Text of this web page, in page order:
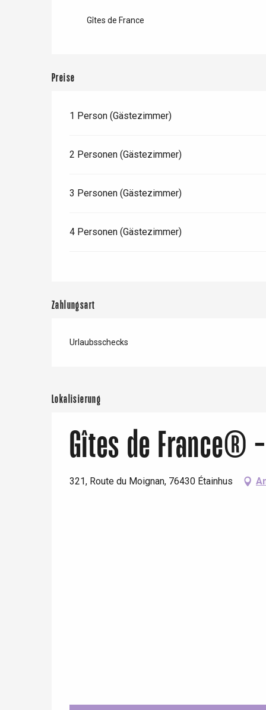
Rouen
Paris 1h30
Gîtes de France
Preise
1 Person (Gästezimmer)
2 Personen (Gästezimmer)
3 Personen (Gästezimmer)
4 Personen (Gästezimmer)
Zahlungsart
Urlaubsschecks
Lokalisierung
Gîtes de France®
321, Route du Moignan, 76430 Étainhus